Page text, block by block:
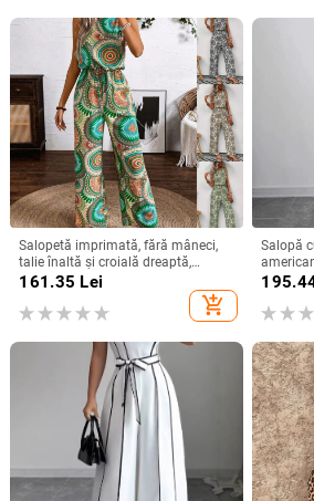
Salopetă imprimată, fără mâneci,
talie înaltă și croială dreaptă,
poliester, primăvara 2024
161.35 Lei
add_shopping_cart
Salopă
2025,
umăr
picior